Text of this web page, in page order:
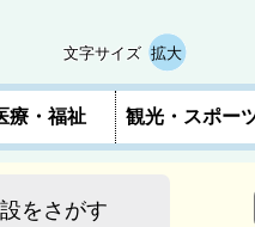
文字サイズ 拡大
療・福祉 観光・スポー
をさがす